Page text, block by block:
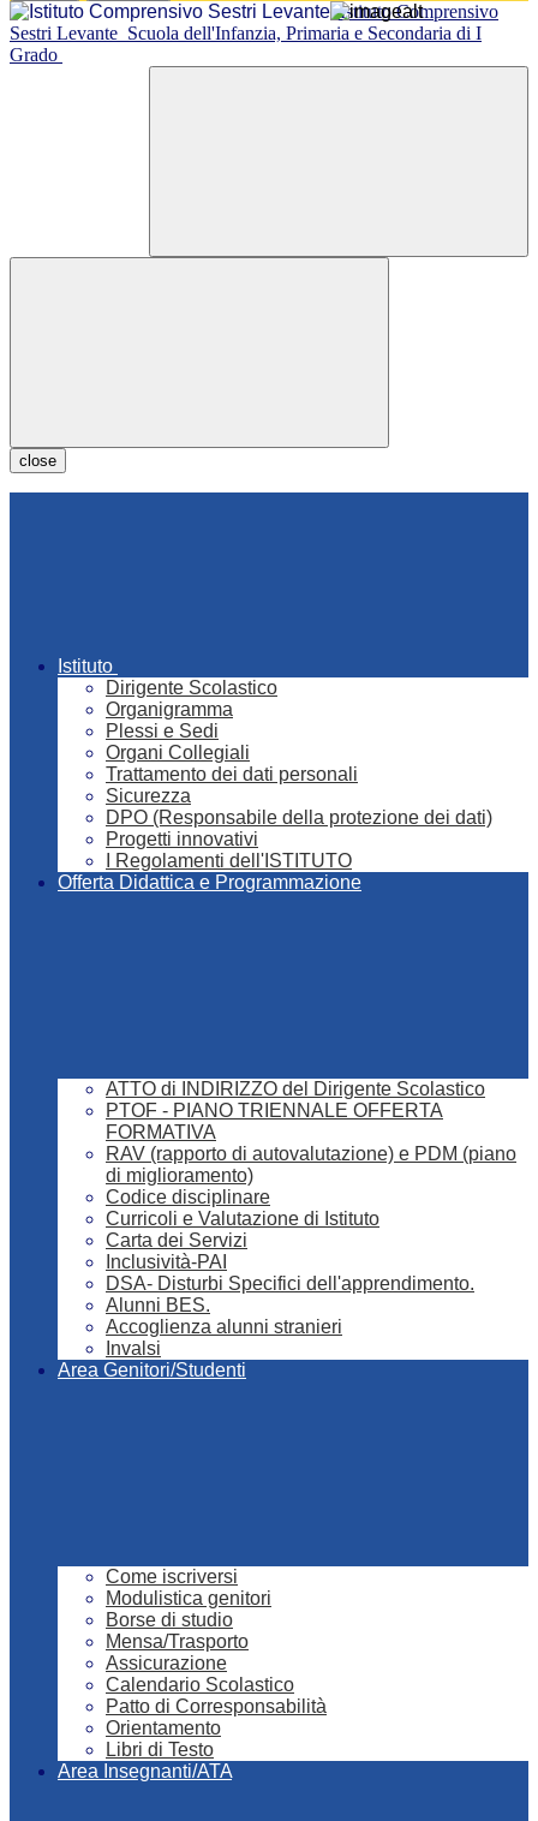
Istituto Comprensivo
Sestri Levante Scuola dell'Infanzia, Primaria e Secondaria di I
Grado
close
Istituto
Dirigente Scolastico
Organigramma
Plessi e Sedi
Organi Collegiali
Trattamento dei dati personali
Sicurezza
DPO (Responsabile della protezione dei dati)
Progetti innovativi
I Regolamenti dell'ISTITUTO
Offerta Didattica e Programmazione
ATTO di INDIRIZZO del Dirigente Scolastico
PTOF - PIANO TRIENNALE OFFERTA
FORMATIVA
RAV (rapporto di autovalutazione) e PDM (piano
di miglioramento)
Codice disciplinare
Curricoli e Valutazione di Istituto
Carta dei Servizi
Inclusività-PAI
DSA- Disturbi Specifici dell'apprendimento.
Alunni BES.
Accoglienza alunni stranieri
Invalsi
Area Genitori/Studenti
Come iscriversi
Modulistica genitori
Borse di studio
Mensa/Trasporto
Assicurazione
Calendario Scolastico
Patto di Corresponsabilità
Orientamento
Libri di Testo
Area Insegnanti/ATA